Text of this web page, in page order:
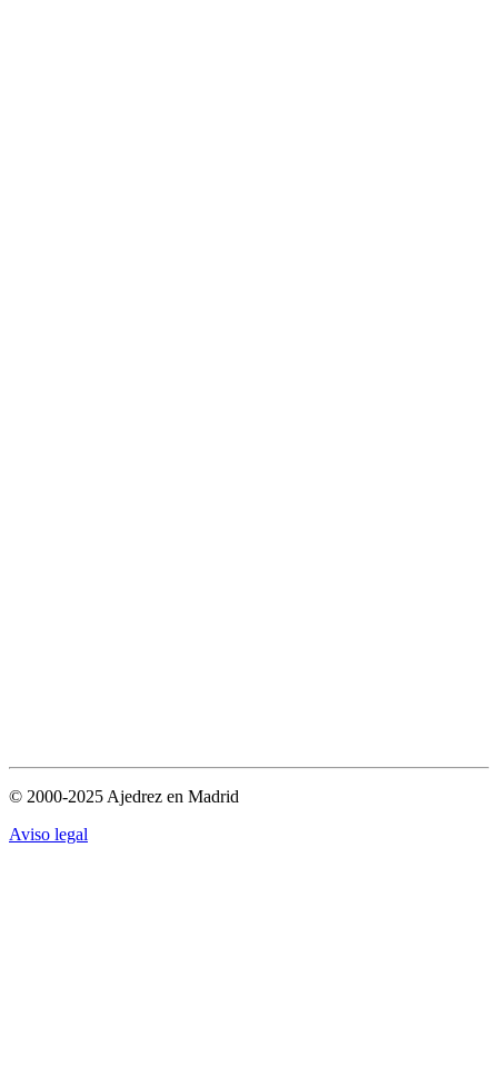
© 2000-2025 Ajedrez en Madrid
Aviso legal